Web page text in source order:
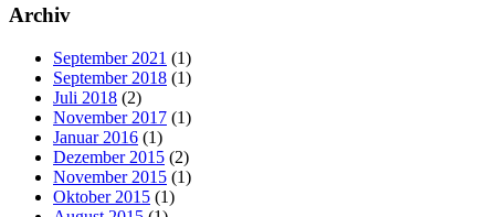
Archiv
September 2021 (1)
September 2018 (1)
Juli 2018 (2)
November 2017 (1)
Januar 2016 (1)
Dezember 2015 (2)
November 2015 (1)
Oktober 2015 (1)